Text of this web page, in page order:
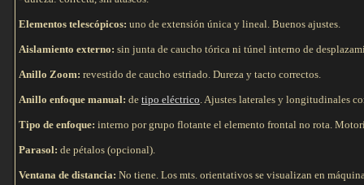
Elementos telescópicos: uno de extensión única y lineal. Buenos ajustes.
Aislamiento externo: sin junta de caucho tórica ni túnel interno de
Anillo Zoom: revestido de caucho estriado. Dureza y tacto correctos.
Anillo enfoque manual: de tipo eléctrico. Ajustes laterales y longitudinales
Tipo de enfoque: interno por grupo flotante el elemento frontal no rota.
Parasol: de pétalos (opcional).
Ventana de distancia: No tiene. Los mts. orientativos se visualizan en